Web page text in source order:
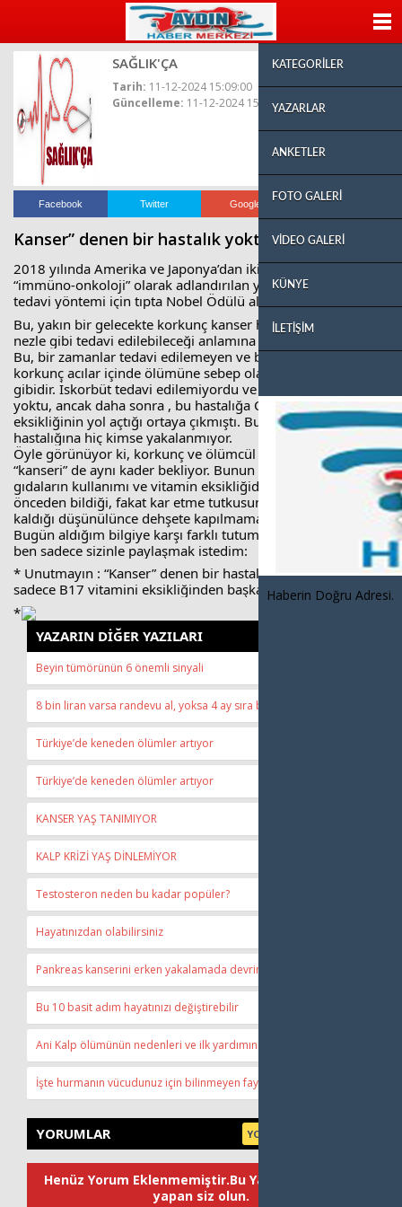
beylikdüzü
escort
bayan
beylikdüzü
escort
beylikdüzü
escort
beylikdüzü
beylikdüzü
escort
beylikdüzü
escort
beylikdüzü
escort
SAĞLIK'ÇA
Tarih: 11-12-2024 15:09:00
Güncelleme: 11-12-2024 15:09:00
Facebook Twitter Google+ Whatsapp
Kanser” denen bir hastalık yoktur.
2018 yılında Amerika ve Japonya’dan iki bilim adamı,
“immüno-onkoloji” olarak adlandırılan yeni bir onkoloji
tedavi yöntemi için tıpta Nobel Ödülü aldılar.
Bu, yakın bir gelecekte korkunç kanser hastalığının, evde
nezle gibi tedavi edilebileceği anlamına geliyor!
Bu, bir zamanlar tedavi edilemeyen ve bir çok kişinin
korkunç acılar içinde ölümüne sebep olan iskorbüt hastalığı
gibidir. İskorbüt tedavi edilemiyordu ve her hangi bir ilacı
yoktu, ancak daha sonra , bu hastalığa C vitamini
eksikliğinin yol açtığı ortaya çıkmıştı. Bugün iskorbüt
hastalığına hiç kimse yakalanmıyor.
Öyle görünüyor ki, korkunç ve ölümcül bir hastalık olan
“kanseri” de aynı kader bekliyor. Bunun nedeni, işlenmiş
gıdaların kullanımı ve vitamin eksikliğidir. İnsanların bunu
önceden bildiği, fakat kar etme tutkusundan dolayı sessiz
kaldığı düşünülünce dehşete kapılmamak mümkün değil.
Bugün aldığım bilgiye karşı farklı tutum gösterilebilir, ancak
ben sadece sizinle paylaşmak istedim:
* Unutmayın : “Kanser” denen bir hastalık yoktur. Kanser,
sadece B17 vitamini eksikliğinden başka bir şey değildir.*
*
YAZARIN DİĞER YAZILARI
Beyin tümörünün 6 önemli sinyali
8 bin liran varsa randevu al, yoksa 4 ay sıra bekle!
Türkiye’de keneden ölümler artıyor
Türkiye’de keneden ölümler artıyor
KANSER YAŞ TANIMIYOR
KALP KRİZİ YAŞ DİNLEMİYOR
Testosteron neden bu kadar popüler?
Hayatınızdan olabilirsiniz
Pankreas kanserini erken yakalamada devrim
Bu 10 basit adım hayatınızı değiştirebilir
Ani Kalp ölümünün nedenleri ve ilk yardımın önemli
İşte hurmanın vücudunuz için bilinmeyen faydaları
YORUMLAR YORUM YAP | 0 Yorum
Henüz Yorum Eklenmemiştir.Bu Yazı'ya ilk yorum
yapan siz olun.
KATEGORİLER
YAZARLAR
ANKETLER
FOTO GALERİ
VİDEO GALERİ
KÜNYE
İLETİŞİM
Haberin Doğru Adresi.